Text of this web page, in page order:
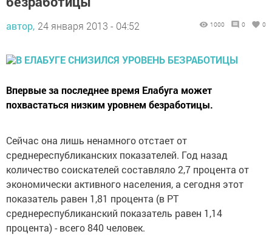
автор, 24 января 2013 - 04:52 1000 0 0
Впервые за последнее время Елабуга может
похвастаться низким уровнем безработицы.
Сейчас она лишь ненамного отстает от
среднереспубликанских показателей. Год назад
количество соискателей составляло 2,7 процента от
экономически активного населения, а сегодня этот
показатель равен 1,81 процента (в РТ
среднереспубликанский показатель равен 1,14
процента) - всего 840 человек.